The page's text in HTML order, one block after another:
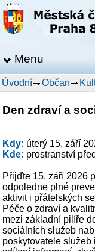
Menu
Úvodní Občan
Den zdraví a
Kdy: úterý 15. září
Kde: prostranství
Přijďte 15. září 2026
odpoledne plné
aktivit i přátelských
Péče o zdraví a
mezi základní pilíře
sociálních služeb
poskytovatele služeb